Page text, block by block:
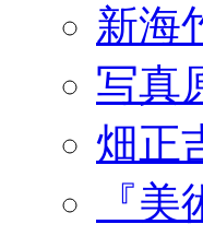
新海
写真
畑正
『